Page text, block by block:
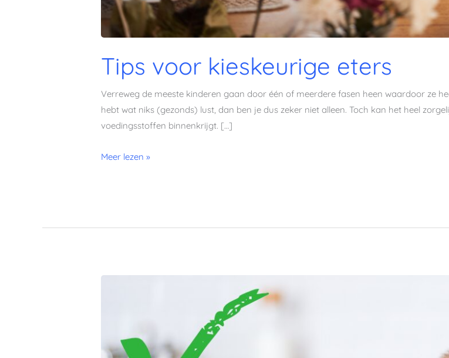
Tips voor kieskeurige eters
Verreweg de meeste kinderen gaan door één of meerdere fasen heen waardoor ze
hebt wat niks (gezonds) lust, dan ben je dus zeker niet alleen. Toch kan het heel
voedingsstoffen binnenkrijgt. […]
Meer lezen »